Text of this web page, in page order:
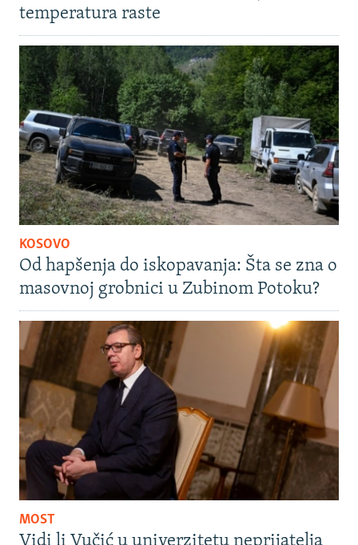
temperatura raste
KOSOVO
Od hapšenja do iskopavanja: Šta se zna o
masovnoj grobnici u Zubinom Potoku?
MOST